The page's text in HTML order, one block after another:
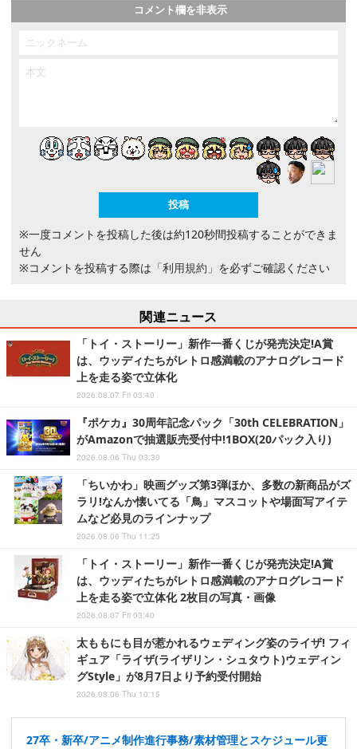
コメント欄を非表示
※一度コメントを投稿した後は約120秒間投稿することができま
せん
※コメントを投稿する際は 「利用規約」 を必ずご確認ください
関連ニュース
「トイ・ストーリー」新作一番くじが発売決定!A賞
は、ウッディたちがレトロ感満載のアナログレコード
上を走る姿で立体化
2026.08.07 Fri 03:40
『ポケカ』30周年記念パック「30th CELEBRATION」
がAmazonで抽選販売受付中!1BOX(20パック入り)
2026.08.06 Thu 03:30
「ちいかわ」映画グッズ第3弾ほか、多数の新商品がズ
ラリ!なんか懐いてる「鳥」マスコットや場面写アイテ
ムなど必見のラインナップ
2026.08.06 Thu 11:25
「トイ・ストーリー」新作一番くじが発売決定!A賞
は、ウッディたちがレトロ感満載のアナログレコード
上を走る姿で立体化 2枚目の写真・画像
2026.08.07 Fri 03:40
太ももにも目が惹かれるウェディング姿のライザ! フィ
ギュア「ライザ(ライザリン・シュタウト)ウェディン
グStyle」が8月7日より予約受付開始
2026.08.06 Thu 10:15
27卒・新卒/アニメ制作進行事務/素材管理とスケジュール更